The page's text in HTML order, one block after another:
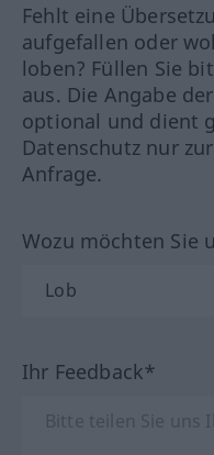
Fehlt eine
aufgefallen oder
loben? Füllen Sie
aus. Die Angabe
optional und dient
Datenschutz nur
Anfrage.
Wozu möchten Sie
Ihr Feedback*